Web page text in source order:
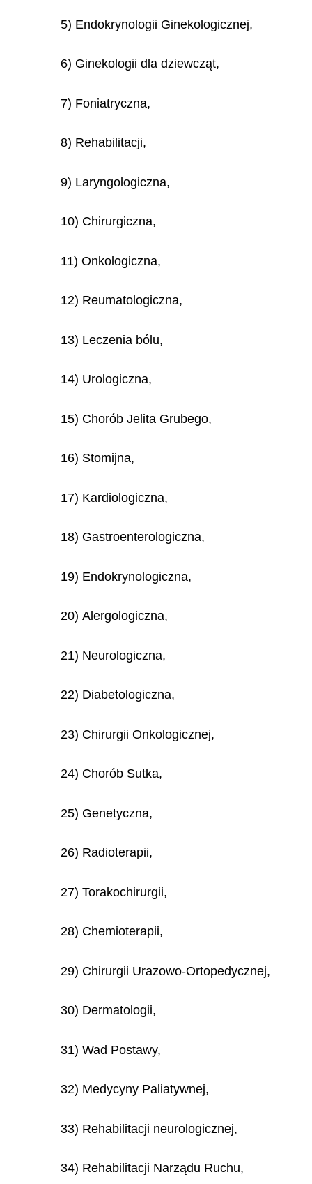
5) Endokrynologii Ginekologicznej,
6) Ginekologii dla dziewcząt,
7) Foniatryczna,
8) Rehabilitacji,
9) Laryngologiczna,
10) Chirurgiczna,
11) Onkologiczna,
12) Reumatologiczna,
13) Leczenia bólu,
14) Urologiczna,
15) Chorób Jelita Grubego,
16) Stomijna,
17) Kardiologiczna,
18) Gastroenterologiczna,
19) Endokrynologiczna,
20) Alergologiczna,
21) Neurologiczna,
22) Diabetologiczna,
23) Chirurgii Onkologicznej,
24) Chorób Sutka,
25) Genetyczna,
26) Radioterapii,
27) Torakochirurgii,
28) Chemioterapii,
29) Chirurgii Urazowo-Ortopedycznej,
30) Dermatologii,
31) Wad Postawy,
32) Medycyny Paliatywnej,
33) Rehabilitacji neurologicznej,
34) Rehabilitacji Narządu Ruchu,